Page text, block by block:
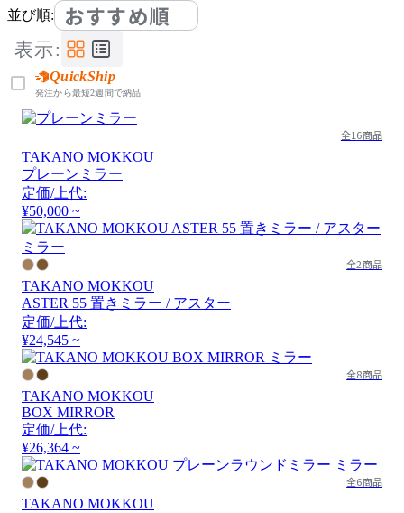
並び順: おすすめ順
表示:
QuickShip
発注から最短2週間で納品
全16商品
TAKANO MOKKOU
プレーンミラー
定価/上代:
¥50,000 ~
全2商品
TAKANO MOKKOU
ASTER 55 置きミラー / アスター
定価/上代:
¥24,545 ~
全8商品
TAKANO MOKKOU
BOX MIRROR
定価/上代:
¥26,364 ~
全6商品
TAKANO MOKKOU